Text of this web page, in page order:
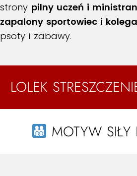
strony pilny uczeń i
zapalony sportowiec i kolega
psoty i zabawy.
LOLEK
MOTYW SIŁY